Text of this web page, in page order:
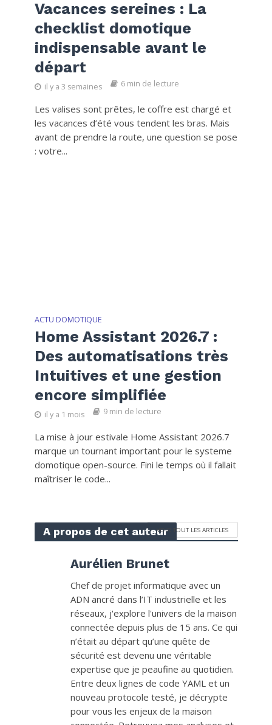
Vacances sereines : La
checklist domotique
indispensable avant le
départ
il y a 3 semaines 6 min de lecture
Les valises sont prêtes, le coffre est chargé et
les vacances d’été vous tendent les bras. Mais
avant de prendre la route, une question se pose
: votre...
ACTU DOMOTIQUE
Home Assistant 2026.7 :
Des automatisations très
Intuitives et une gestion
encore simplifiée
il y a 1 mois 9 min de lecture
La mise à jour estivale Home Assistant 2026.7
marque un tournant important pour le systeme
domotique open-source. Fini le temps où il fallait
maîtriser le code...
A propos de cet auteurVOIR TOUT LES ARTICLES
Aurélien Brunet
Chef de projet informatique avec un
ADN ancré dans l’IT industrielle et les
réseaux, j'explore l'univers de la maison
connectée depuis plus de 15 ans. Ce qui
n’était au départ qu’une quête de
sécurité est devenu une véritable
expertise que je peaufine au quotidien.
Entre deux lignes de code YAML et un
nouveau protocole testé, je décrypte
pour vous les enjeux de la maison